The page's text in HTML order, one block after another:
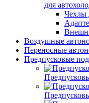
для
Чехлы
Воздушные
Переносные
Предпусковые